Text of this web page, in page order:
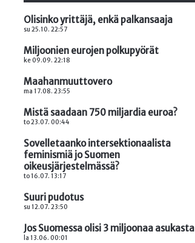
Olisinko yrittäjä, enkä palkansaaja
su 25.10. 22:57
Miljoonien eurojen polkupyörät
ke 09.09. 22:18
Maahanmuuttovero
ma 17.08. 23:55
Mistä saadaan 750 miljardia euroa?
to 23.07. 00:44
Sovelletaanko intersektionaalista
feminismiä jo Suomen
oikeusjärjestelmässä?
to 16.07. 13:17
Suuri pudotus
su 12.07. 23:50
Jos Suomessa olisi 3 miljoonaa asukasta
la 13.06. 00:01